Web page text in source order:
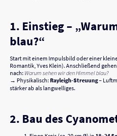
1. Einstieg –
blau?“
Start mit einem Impulsbild oder einer
Romantik, Yves Klein). Anschließend
nach: Warum sehen wir den Himmel blau?
→ Physikalisch: Rayleigh-Streuung–
stärker ab als langwelliges.
2. Bau des